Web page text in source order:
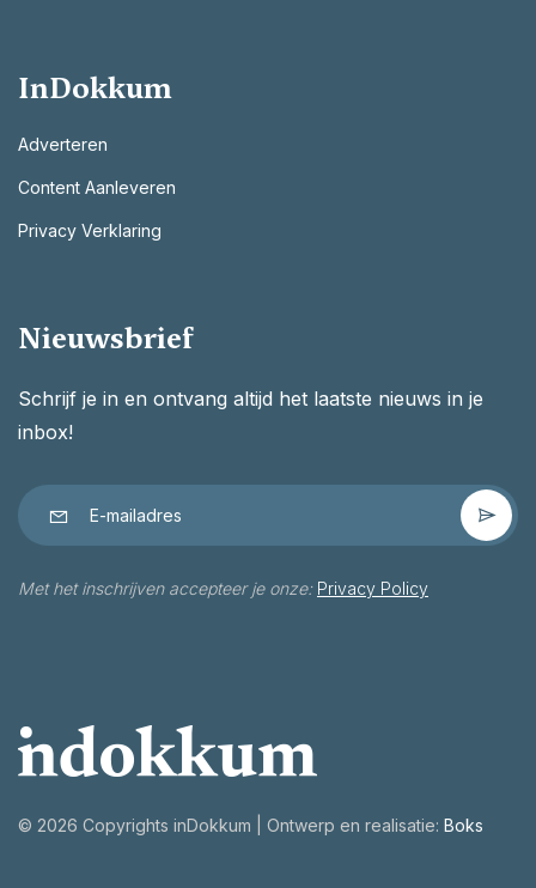
InDokkum
Adverteren
Content Aanleveren
Privacy Verklaring
Nieuwsbrief
Schrijf je in en ontvang altijd het laatste nieuws in je
inbox!
Met het inschrijven accepteer je onze: Privacy Policy
© 2026 Copyrights inDokkum | Ontwerp en realisatie: Boks